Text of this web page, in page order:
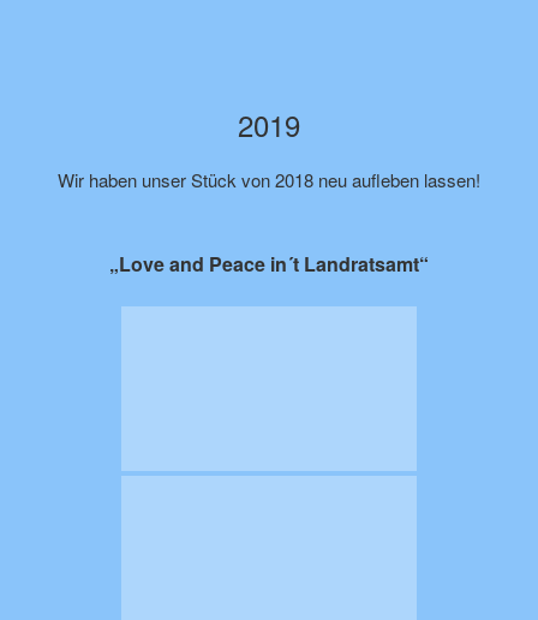
2019
Wir haben unser Stück von 2018 neu aufleben lassen!
„Love and Peace in´t Landratsamt“